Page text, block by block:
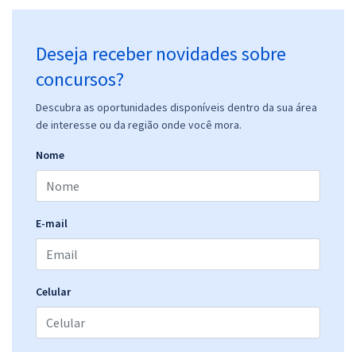
Deseja receber novidades sobre
concursos?
Descubra as oportunidades disponíveis dentro da sua área
de interesse ou da região onde você mora.
Nome
E-mail
Celular